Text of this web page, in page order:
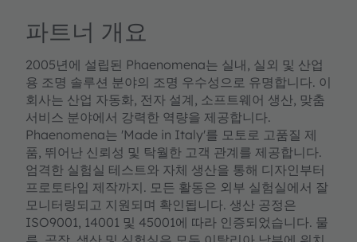
파트너 개요
2005년에 설립된 Phaenomena는 실내, 실외 및 산업
용 조명 솔루션 분야의 조명 우수성으로 유명합니다. 이
회사는 산업 자동화, 전자 설계, 소프트웨어 생산, 맞춤
서비스 분야에서 강력한 역량을 제공합니다.
Phaenomena는 'Made in Italy'를 모토로 고품질 제
품, 뛰어난 신뢰성 및 탁월한 고객 관계를 제공합니다.
엄격한 실험실 테스트와 자체 생산을 통해 디자인부터
프로토타입 제작까지. 모든 활동은 외부 실험실에서 잘
모니터링되고 지원되며 확인됩니다. 생산 공정은
ISO9001, 14001 및 45001에 따라 인증되었습니다. 물